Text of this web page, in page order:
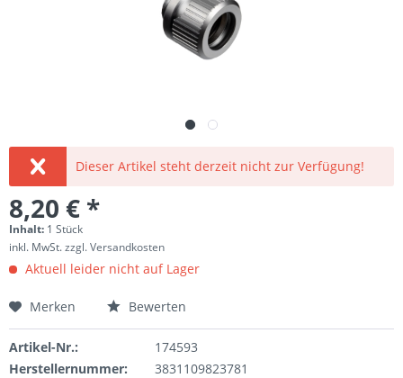
Dieser Artikel steht derzeit nicht zur Verfügung!
8,20 € *
Inhalt: 1 Stück
inkl. MwSt.zzgl. Versandkosten
Aktuell leider nicht auf Lager
Merken Bewerten
Artikel-Nr.:
174593
Herstellernummer:
3831109823781